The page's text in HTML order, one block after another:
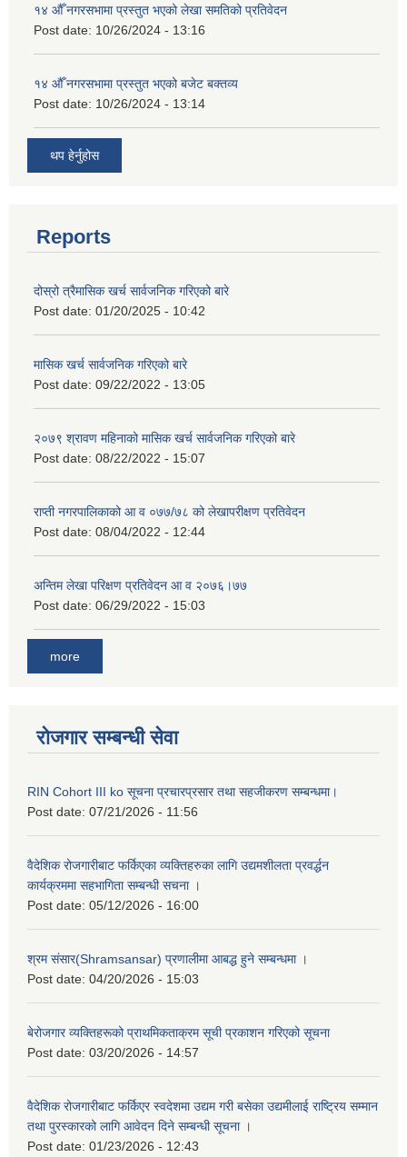
१४ औँ नगरसभामा प्रस्तुत भएको लेखा समतिको प्रतिवेदन
Post date: 10/26/2024 - 13:16
१४ औँ नगरसभामा प्रस्तुत भएको बजेट बक्तव्य
Post date: 10/26/2024 - 13:14
थप हेर्नुहोस
Reports
दोस्रो त्रैमासिक खर्च सार्वजनिक गरिएको बारे
Post date: 01/20/2025 - 10:42
मासिक खर्च सार्वजनिक गरिएको बारे
Post date: 09/22/2022 - 13:05
२०७९ श्रावण महिनाको मासिक खर्च सार्वजनिक गरिएको बारे
Post date: 08/22/2022 - 15:07
राप्ती नगरपालिकाको आ व ०७७/७८ को लेखापरीक्षण प्रतिवेदन
Post date: 08/04/2022 - 12:44
अन्तिम लेखा परिक्षण प्रतिवेदन आ व २०७६।७७
Post date: 06/29/2022 - 15:03
more
रोजगार सम्बन्धी सेवा
RIN Cohort III ko सूचना प्रचारप्रसार तथा सहजीकरण सम्बन्धमा।
Post date: 07/21/2026 - 11:56
वैदेशिक रोजगारीबाट फर्किएका व्यक्तिहरुका लागि उद्यमशीलता प्रवर्द्धन
कार्यक्रममा सहभागिता सम्बन्धी सचना ।
Post date: 05/12/2026 - 16:00
श्रम संसार(Shramsansar) प्रणालीमा आबद्ध हुने सम्बन्धमा ।
Post date: 04/20/2026 - 15:03
बेरोजगार व्यक्तिहरूको प्राथमिकताक्रम सूची प्रकाशन गरिएको सूचना
Post date: 03/20/2026 - 14:57
वैदेशिक रोजगारीबाट फर्किएर स्वदेशमा उद्यम गरी बसेका उद्यमीलाई राष्ट्रिय सम्मान
तथा पुरस्कारको लागि आवेदन दिने सम्बन्धी सूचना ।
Post date: 01/23/2026 - 12:43